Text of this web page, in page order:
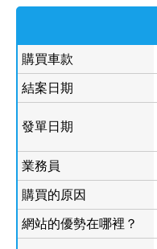
購買車款
結案日期
發單日期
業務員
購買的原因
網站的優勢在哪裡？